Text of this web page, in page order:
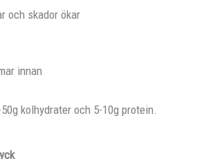
och skador ökar
innan
kolhydrater och 5-10g protein.